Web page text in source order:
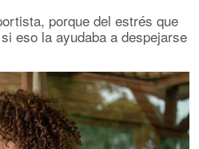
porque del estrés que
eso la ayudaba a despejarse